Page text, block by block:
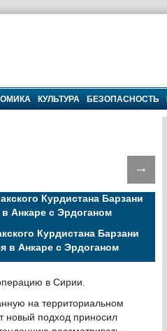
КУЛЬТУРА БЕЗОПАСНОСТЬ
→
Курдистана Барзани
в Анкаре с Эрдоганом
в Сирии.
на территориальном
новый подход приносил